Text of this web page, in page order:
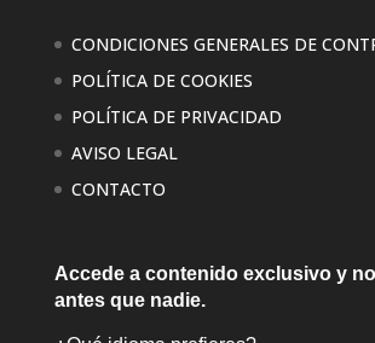
CONDICIONES GENERALES DE
POLÍTICA DE COOKIES
POLÍTICA DE PRIVACIDAD
AVISO LEGAL
CONTACTO
Accede a contenido exclusivo y
antes que nadie.